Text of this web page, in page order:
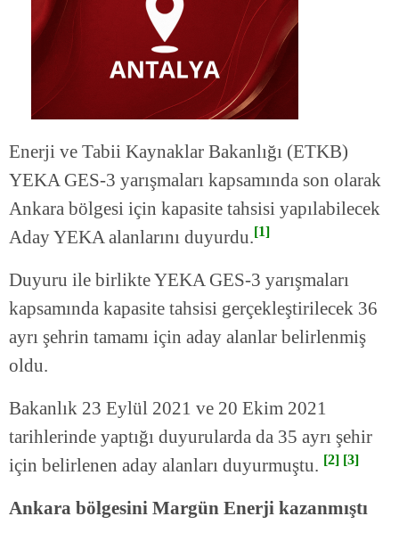
Enerji ve Tabii Kaynaklar Bakanlığı (ETKB)
YEKA GES-3 yarışmaları kapsamında son olarak
Ankara bölgesi için kapasite tahsisi yapılabilecek
Aday YEKA alanlarını duyurdu.[1]
Duyuru ile birlikte YEKA GES-3 yarışmaları
kapsamında kapasite tahsisi gerçekleştirilecek 36
ayrı şehrin tamamı için aday alanlar belirlenmiş
oldu.
Bakanlık 23 Eylül 2021 ve 20 Ekim 2021
tarihlerinde yaptığı duyurularda da 35 ayrı şehir
için belirlenen aday alanları duyurmuştu. [2] [3]
Ankara bölgesini Margün Enerji kazanmıştı